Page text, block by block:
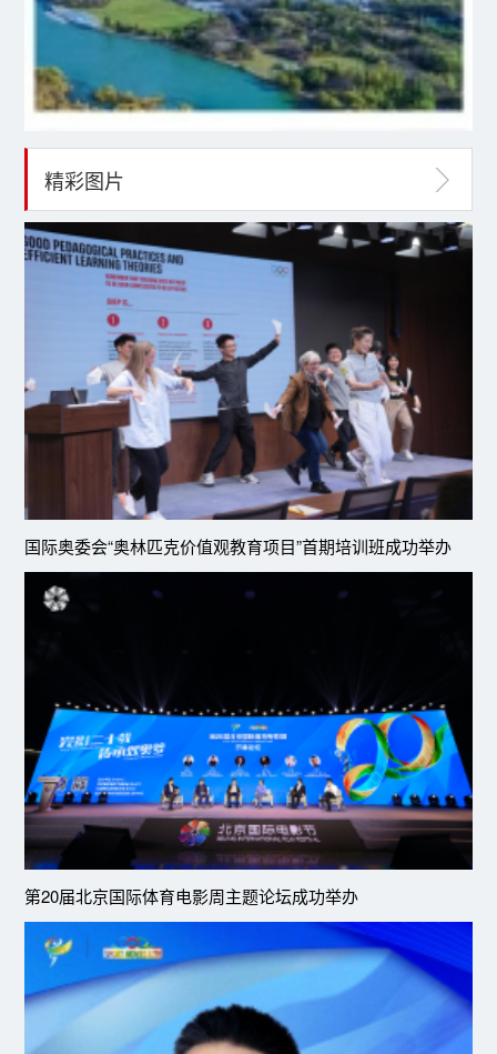
精彩图片
国际奥委会“奥林匹克价值观教育项目”首期培训班成功举办
第20届北京国际体育电影周主题论坛成功举办